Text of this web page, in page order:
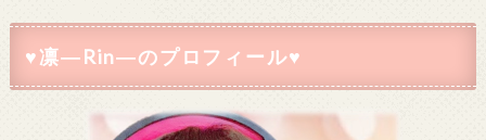
♥凛―Rin―のプロフィール♥